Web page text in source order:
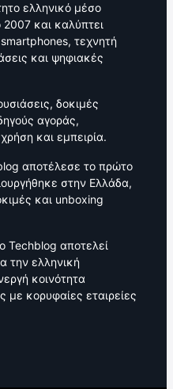
ελληνικό μέσο
2007 και καλύπτει
smartphones, τεχνητή
και ψηφιακές
δοκιμές
αγοράς,
και εμπειρία.
αποτέλεσε το πρώτο
στην Ελλάδα,
και unboxing
Techblog αποτελεί
την ελληνική
κοινότητα
κορυφαίες εταιρείες